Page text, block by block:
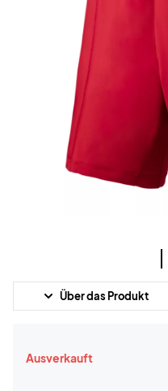
Über das Produkt
Ausverkauft